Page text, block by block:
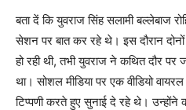
बता दें कि युवराज सिंह सलामी बल्लेबाज
सेशन पर बात कर रहे थे। इस दौरान
हो रही थी, तभी युवराज ने कथित दौर पर
था। सोशल मीडिया पर एक वीडियो
टिप्पणी करते हुए सुनाई दे रहे थे। उन्होंने